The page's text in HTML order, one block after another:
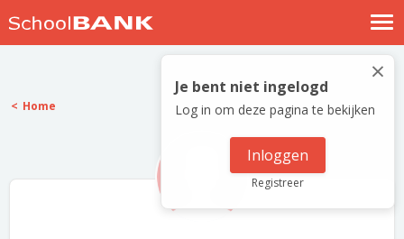
Nostalgische verhalen
Log in
Meld je gratis aan
×
Je bent niet ingelogd
Log in om deze pagina te bekijken
Inloggen
Registreer
Home